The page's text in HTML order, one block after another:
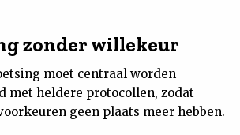
zonder willekeur
moet centraal worden
met heldere protocollen, zodat
geen plaats meer hebben.